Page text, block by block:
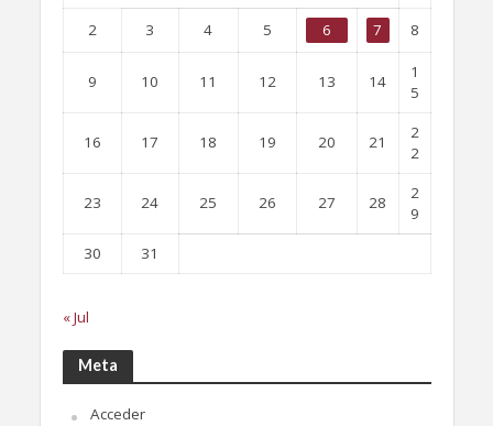
2 3 4 5 6 7 8
9 10 11 12 13 14
1
5
16 17 18 19 20 21
2
2
23 24 25 26 27 28
2
9
30
31
« Jul
Meta
Acceder